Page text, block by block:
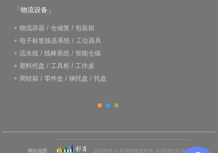
「物流设备」
+ 物流容器 / 仓储笼 / 包装箱
+ 电子标签拣选系统 / 工位器具
+ 流水线 / 线棒系统 / 智能仓储
+ 塑料托盘 / 工具柜 / 工作桌
+ 周转箱 / 零件盒 / 钢托盘 / 托盘
网站地图 版权所有 © 柯瑞德物流科技, 柯瑞德信息系统